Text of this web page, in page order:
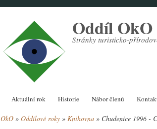
Oddíl OkO
Stránky turisticko-
Hlavní
Aktuální rok Historie Nábor členů
OkO Oddílové roky Knihovna Chudenice 1996 -